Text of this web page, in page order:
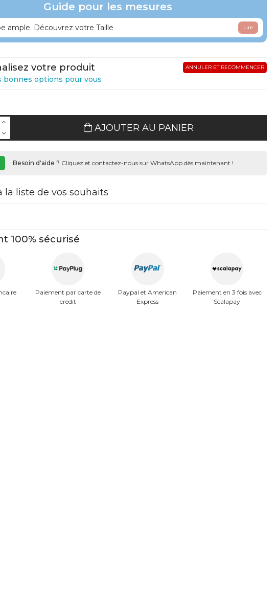
Guide pour les mesures
ample. Découvrez votre Taille Lire
votre produit
bonnes options pour vous
ANNULER ET RECOMMENCER
AJOUTER AU PANIER
Besoin d'aide ? Cliquez et contactez-nous sur WhatsApp dès maintenant !
la liste de vos souhaits
100% sécurisé
Paiement par carte de
crédit
Paypal et American
Express
Paiement en 3 fois avec
Scalapay